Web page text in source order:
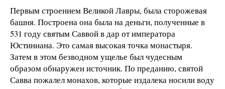
Первым строением Великой Лавры, была сторожевая
башня. Построена она была на деньги, полученные в
531 году святым Саввой в дар от императора
Юстиниана. Это самая высокая точка монастыря.
Затем в этом безводном ущелье был чудесным
образом обнаружен источник. По преданию, святой
Савва пожалел монахов, которые издалека носили воду